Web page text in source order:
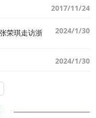
2017/11/24
2024/1/30
荣琪走访浙
2024/1/30